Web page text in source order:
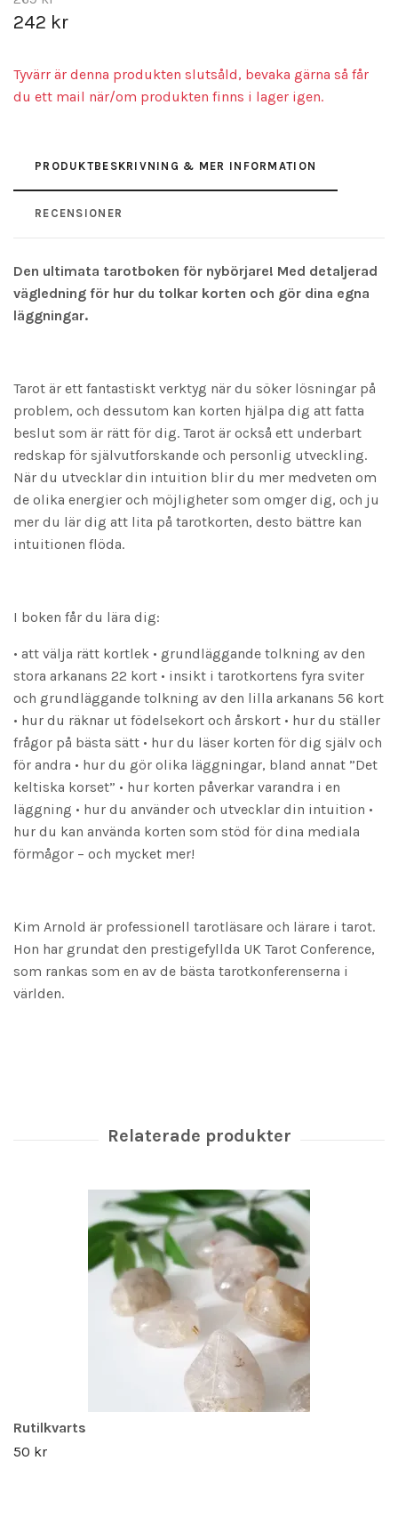
242 kr
Tyvärr är denna produkten slutsåld, bevaka gärna så får
du ett mail när/om produkten finns i lager igen.
PRODUKTBESKRIVNING & MER INFORMATION
RECENSIONER
Den ultimata tarotboken för nybörjare! Med detaljerad
vägledning för hur du tolkar korten och gör dina egna
läggningar.
Tarot är ett fantastiskt verktyg när du söker lösningar på
problem, och dessutom kan korten hjälpa dig att fatta
beslut som är rätt för dig. Tarot är också ett underbart
redskap för självutforskande och personlig utveckling.
När du utvecklar din intuition blir du mer medveten om
de olika energier och möjligheter som omger dig, och ju
mer du lär dig att lita på tarotkorten, desto bättre kan
intuitionen flöda.
I boken får du lära dig:
• att välja rätt kortlek • grundläggande tolkning av den
stora arkanans 22 kort • insikt i tarotkortens fyra sviter
och grundläggande tolkning av den lilla arkanans 56 kort
• hur du räknar ut födelsekort och årskort • hur du ställer
frågor på bästa sätt • hur du läser korten för dig själv och
för andra • hur du gör olika läggningar, bland annat ”Det
keltiska korset” • hur korten påverkar varandra i en
läggning • hur du använder och utvecklar din intuition •
hur du kan använda korten som stöd för dina mediala
förmågor – och mycket mer!
Kim Arnold är professionell tarotläsare och lärare i tarot.
Hon har grundat den prestigefyllda UK Tarot Conference,
som rankas som en av de bästa tarotkonferenserna i
världen.
Rutilkvarts
50 kr